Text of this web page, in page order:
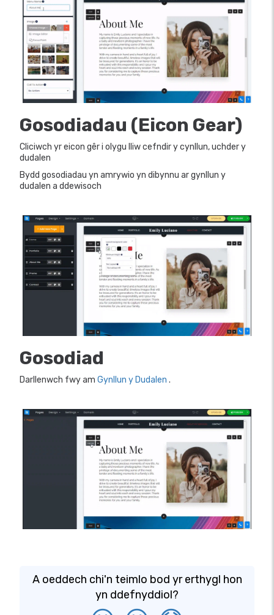
Gosodiadau (Eicon Gear)
Cliciwch yr eicon gêr i olygu lliw cefndir y cynllun, uchder y
dudalen
Bydd gosodiadau yn amrywio yn dibynnu ar gynllun y
dudalen a ddewisoch
Gosodiad
Darllenwch fwy am Gynllun y Dudalen .
A oeddech chi'n teimlo bod yr erthygl hon
yn ddefnyddiol?